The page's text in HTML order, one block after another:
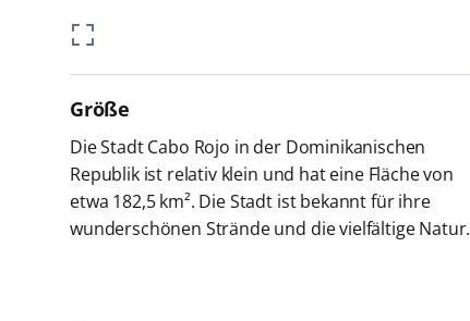
Größe
Die Stadt Cabo Rojo in der Dominikanischen
Republik ist relativ klein und hat eine Fläche von
etwa 182,5 km². Die Stadt ist bekannt für ihre
wunderschönen Strände und die vielfältige Natur.